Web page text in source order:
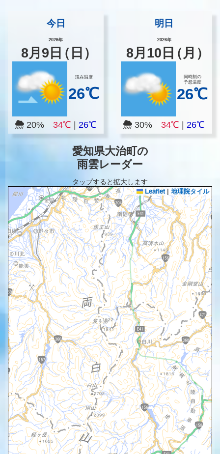
今日
2026年
8月 9 日（日）
現在温度
26℃
20% 34℃ 26℃
明日
2026年
8月 10 日（月）
同時刻の
予想温度
26℃
30% 34℃ |26℃
愛知県大治町の
雨雲レーダー
タップすると拡大します
Leaflet | 地理院タイル